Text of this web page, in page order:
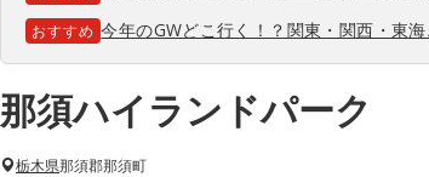
おすすめ 今年のGWどこ行く！？関東・関西・東
那須ハイランドパーク
栃木県那須郡那須町